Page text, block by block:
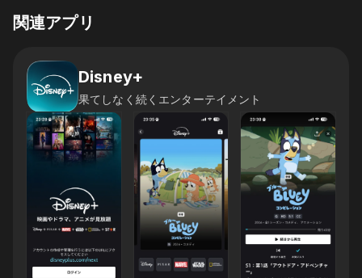
関連アプリ
Disney+
果てしなく続くエンターテイメント